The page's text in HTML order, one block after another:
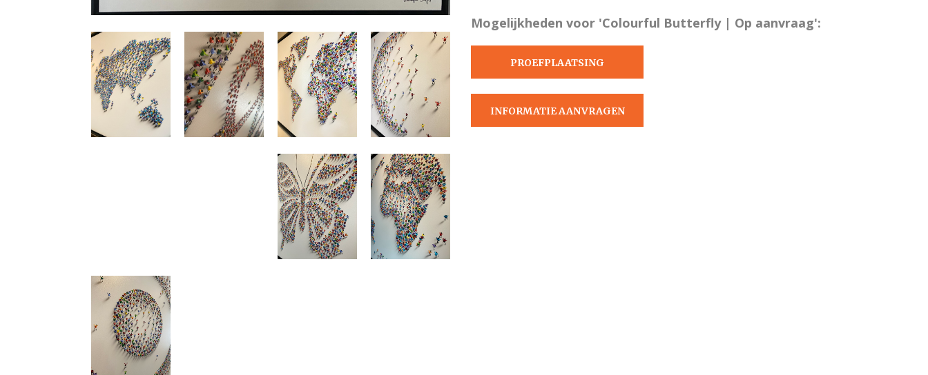
Mogelijkheden voor 'Colourful Butterfly | Op aanvraag':
PROEFPLAATSING
INFORMATIE AANVRAGEN